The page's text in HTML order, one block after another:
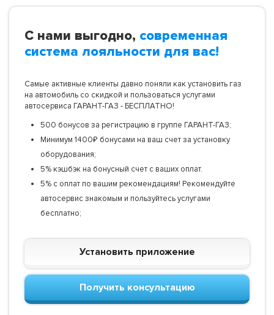
С нами выгодно, современная
система лояльности для вас!
Самые активные клиенты давно поняли как установить газ
на автомобиль со скидкой и пользоваться услугами
автосервиса ГАРАНТ-ГАЗ - БЕСПЛАТНО!
500 бонусов за регистрацию в группе ГАРАНТ-ГАЗ;
Минимум 1400₽ бонусами на ваш счет за установку
оборудования;
5% кэшбэк на бонусный счет с ваших оплат.
5% с оплат по вашим рекомендациям! Рекомендуйте
автосервис знакомым и пользуйтесь услугами
бесплатно;
Установить приложение
Получить консультацию